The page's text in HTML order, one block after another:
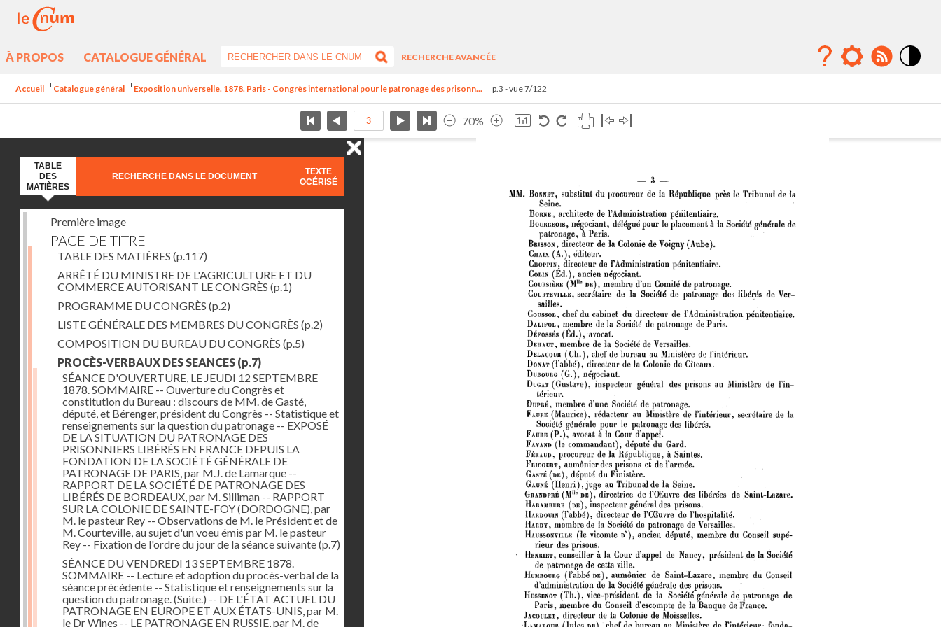
À PROPOS CATALOGUE GÉNÉRAL
RECHERCHE AVANCÉE
Accueil Catalogue général Exposition universelle. 1878. Paris - Congrès international pour le patronage des prisonn... p.3 - vue 7/122
70%
TABLE
DES
MATIÈRES
RECHERCHE DANS LE DOCUMENT
TEXTE
OCÉRISÉ
Première image
PAGE DE TITRE
TABLE DES MATIÈRES (p.117)
ARRÊTÉ DU MINISTRE DE L'AGRICULTURE ET DU
COMMERCE AUTORISANT LE CONGRÈS (p.1)
PROGRAMME DU CONGRÈS (p.2)
LISTE GÉNÉRALE DES MEMBRES DU CONGRÈS (p.2)
COMPOSITION DU BUREAU DU CONGRÈS (p.5)
PROCÈS-VERBAUX DES SEANCES (p.7)
SÉANCE D'OUVERTURE, LE JEUDI 12 SEPTEMBRE
1878. SOMMAIRE -- Ouverture du Congrès et
constitution du Bureau : discours de MM. de Gasté,
député, et Bérenger, président du Congrès -- Statistique et
renseignements sur la question du patronage -- EXPOSÉ
DE LA SITUATION DU PATRONAGE DES
PRISONNIERS LIBÉRÉS EN FRANCE DEPUIS LA
FONDATION DE LA SOCIÉTÉ GÉNÉRALE DE
PATRONAGE DE PARIS, par M.J. de Lamarque --
RAPPORT DE LA SOCIÉTÉ DE PATRONAGE DES
LIBÉRÉS DE BORDEAUX, par M. Silliman -- RAPPORT
SUR LA COLONIE DE SAINTE-FOY (DORDOGNE), par
M. le pasteur Rey -- Observations de M. le Président et de
M. Courteville, au sujet d'un voeu émis par M. le pasteur
Rey -- Fixation de l'ordre du jour de la séance suivante(p.7)
SÉANCE DU VENDREDI 13 SEPTEMBRE 1878.
SOMMAIRE -- Lecture et adoption du procès-verbal de la
séance précédente -- Statistique et renseignements sur la
question du patronage. (Suite.) -- DE L'ÉTAT ACTUEL DU
PATRONAGE EN EUROPE ET AUX ÉTATS-UNIS, par M.
le Dr Wines -- LE PATRONAGE EN RUSSIE, par M. de